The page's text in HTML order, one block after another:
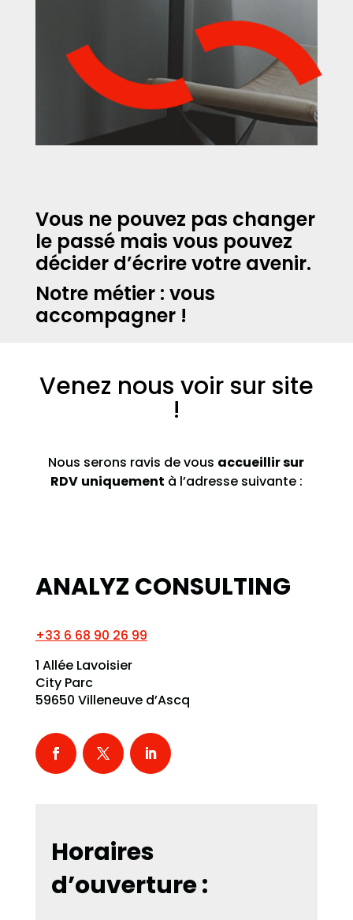
Vous ne pouvez pas changer
le passé mais vous pouvez
décider d’écrire votre avenir.
Notre métier : vous
accompagner !
Venez nous voir sur site
!
Nous serons ravis de vous accueillir sur
RDV uniquement à l’adresse suivante :
ANALYZ CONSULTING
+33 6 68 90 26 99
1 Allée Lavoisier
City Parc
59650 Villeneuve d’Ascq
Horaires
d’ouverture :